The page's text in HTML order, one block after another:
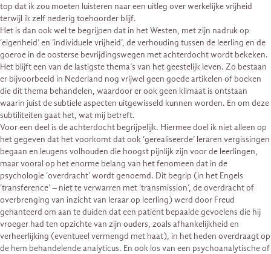
top dat ik zou moeten luisteren naar een uitleg over werkelijke vrijheid
terwijl ik zelf nederig toehoorder blijf.
Het is dan ook wel te begrijpen dat in het Westen, met zijn nadruk op
‘eigenheid’ en ‘individuele vrijheid’, de verhouding tussen de leerling en de
goeroe in de oosterse bevrijdingswegen met achterdocht wordt bekeken.
Het blijft een van de lastigste thema’s van het geestelijk leven. Zo bestaan
er bijvoorbeeld in Nederland nog vrijwel geen goede artikelen of boeken
die dit thema behandelen, waardoor er ook geen klimaat is ontstaan
waarin juist de subtiele aspecten uitgewisseld kunnen worden. En om deze
subtiliteiten gaat het, wat mij betreft.
Voor een deel is de achterdocht begrijpelijk. Hiermee doel ik niet alleen op
het gegeven dat het voorkomt dat ook ‘gerealiseerde’ leraren vergissingen
begaan en leugens volhouden die hoogst pijnlijk zijn voor de leerlingen,
maar vooral op het enorme belang van het fenomeen dat in de
psychologie ‘overdracht’ wordt genoemd. Dit begrip (in het Engels
‘transference’ – niet te verwarren met ‘transmission’, de overdracht of
overbrenging van inzicht van leraar op leerling) werd door Freud
gehanteerd om aan te duiden dat een patiënt bepaalde gevoelens die hij
vroeger had ten opzichte van zijn ouders, zoals afhankelijkheid en
verheerlijking (eventueel vermengd met haat), in het heden overdraagt op
de hem behandelende analyticus. En ook los van een psychoanalytische of